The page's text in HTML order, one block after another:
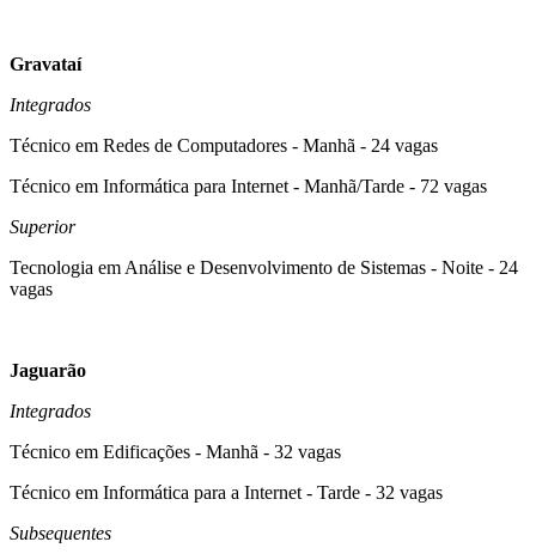
Gravataí
Integrados
Técnico em Redes de Computadores - Manhã - 24 vagas
Técnico em Informática para Internet - Manhã/Tarde - 72 vagas
Superior
Tecnologia em Análise e Desenvolvimento de Sistemas - Noite - 24
vagas
Jaguarão
Integrados
Técnico em Edificações - Manhã - 32 vagas
Técnico em Informática para a Internet - Tarde - 32 vagas
Subsequentes